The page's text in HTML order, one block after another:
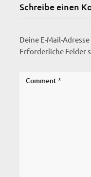
Schreibe einen
Deine E-Mail-
Erforderliche Felder